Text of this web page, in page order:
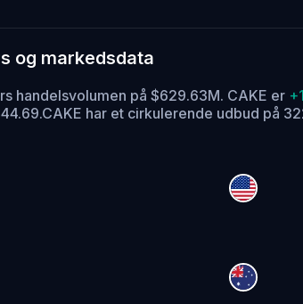
og markedsdata
handelsvolumen på $629.63M. CAKE er
CAKE har et cirkulerende udbud på